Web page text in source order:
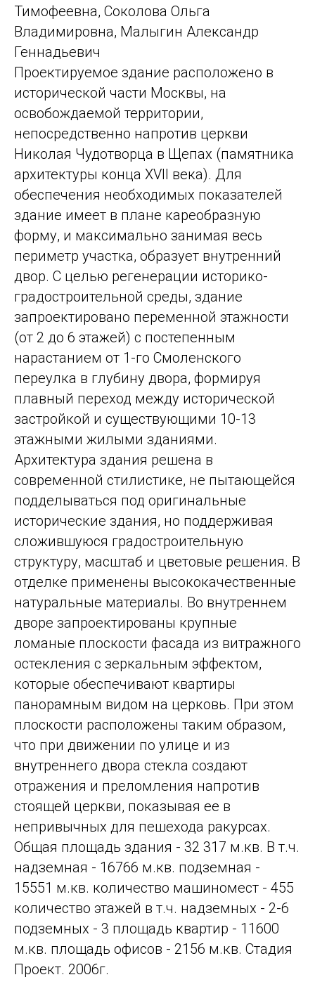
Тимофеевна, Соколова Ольга
Владимировна, Малыгин Александр
Геннадьевич
Проектируемое здание расположено в
исторической части Москвы, на
освобождаемой территории,
непосредственно напротив церкви
Николая Чудотворца в Щепах (памятника
архитектуры конца ХVII века). Для
обеспечения необходимых показателей
здание имеет в плане кареобразную
форму, и максимально занимая весь
периметр участка, образует внутренний
двор. С целью регенерации историко-
градостроительной среды, здание
запроектировано переменной этажности
(от 2 до 6 этажей) с постепенным
нарастанием от 1-го Смоленского
переулка в глубину двора, формируя
плавный переход между исторической
застройкой и существующими 10-13
этажными жилыми зданиями.
Архитектура здания решена в
современной стилистике, не пытающейся
подделываться под оригинальные
исторические здания, но поддерживая
сложившуюся градостроительную
структуру, масштаб и цветовые решения. В
отделке применены высококачественные
натуральные материалы. Во внутреннем
дворе запроектированы крупные
ломаные плоскости фасада из витражного
остекления с зеркальным эффектом,
которые обеспечивают квартиры
панорамным видом на церковь. При этом
плоскости расположены таким образом,
что при движении по улице и из
внутреннего двора стекла создают
отражения и преломления напротив
стоящей церкви, показывая ее в
непривычных для пешехода ракурсах.
Общая площадь здания - 32 317 м.кв. В т.ч.
надземная - 16766 м.кв. подземная -
15551 м.кв. количество машиномест - 455
количество этажей в т.ч. надземных - 2-6
подземных - 3 площадь квартир - 11600
м.кв. площадь офисов - 2156 м.кв. Стадия
Проект. 2006г.